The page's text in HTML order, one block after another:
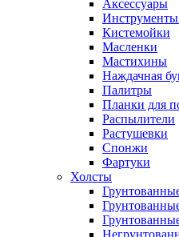
Аксессуары
Инструменты
Кистемойки
Масленки
Мастихины
Наждачная
Палитры
Планки для
Распылители
Растушевки
Спонжи
Фартуки
Холсты